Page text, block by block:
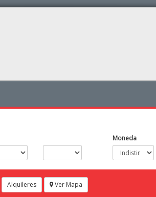
Moneda
Alquileres Ver Mapa